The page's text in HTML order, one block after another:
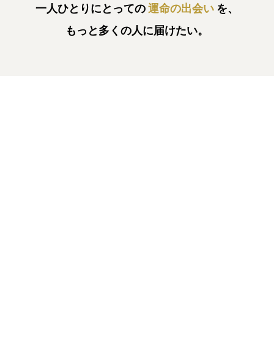
一人ひとりにとっての運命の出会い を、
もっと多くの人に届けたい。